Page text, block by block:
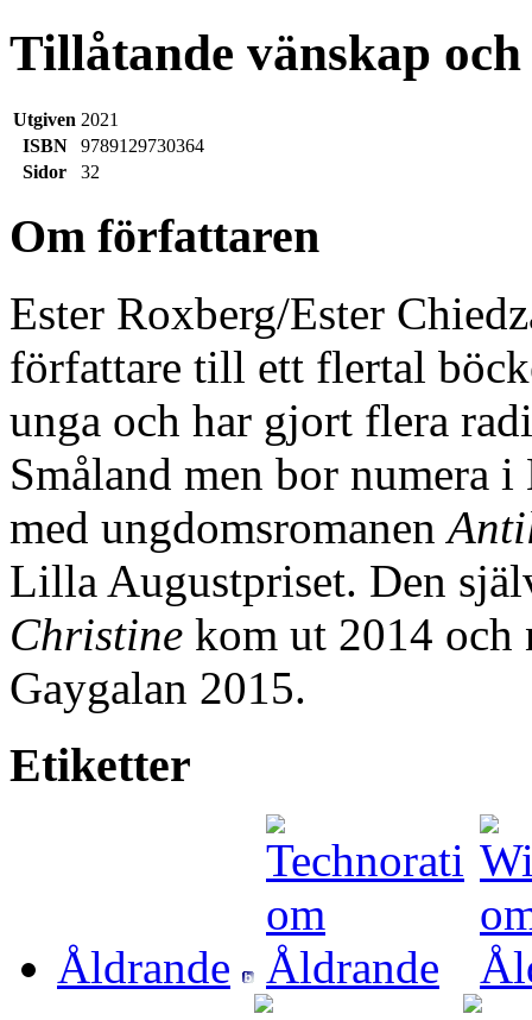
Tillåtande vänskap och
Utgiven 2021
ISBN
9789129730364
Sidor
32
Om författaren
Ester Roxberg/Ester
författare till ett flertal
unga och har gjort flera
Småland men bor numera
med ungdomsromanen
Lilla Augustpriset. Den
Christine kom ut 2014 och
Gaygalan 2015.
Etiketter
Åldrande